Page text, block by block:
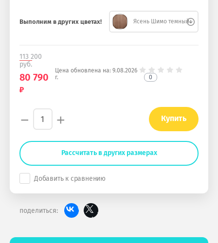
Выполним в других цветах! Ясень Шимо темный
113 200
руб.
80 790
Цена обновлена на:9.08.2026
г.
0
− + Купить
Рассчитать в других размерах
Добавить к сравнению
поделиться: